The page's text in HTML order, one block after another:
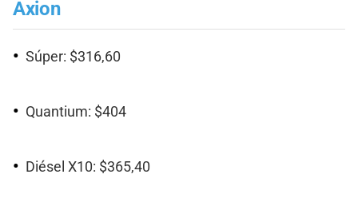
Axion
Súper: $316,60
Quantium: $404
Diésel X10: $365,40